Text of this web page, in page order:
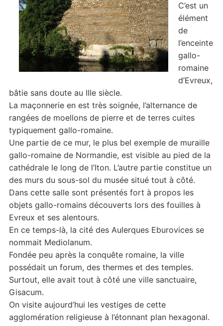
C’est un
élément
de
l’enceinte
gallo-
romaine
d’Evreux,
bâtie sans doute au IIIe siècle.
La maçonnerie en est très soignée, l’alternance de
rangées de moellons de pierre et de terres cuites
typiquement gallo-romaine.
Une partie de ce mur, le plus bel exemple de muraille
gallo-romaine de Normandie, est visible au pied de la
cathédrale le long de l’Iton. L’autre partie constitue un
des murs du sous-sol du musée situé tout à côté.
Dans cette salle sont présentés fort à propos les
objets gallo-romains découverts lors des fouilles à
Evreux et ses alentours.
En ce temps-là, la cité des Aulerques Eburovices se
nommait Mediolanum.
Fondée peu après la conquête romaine, la ville
possédait un forum, des thermes et des temples.
Surtout, elle avait tout à côté une ville sanctuaire,
Gisacum.
On visite aujourd’hui les vestiges de cette
agglomération religieuse à l’étonnant plan hexagonal.